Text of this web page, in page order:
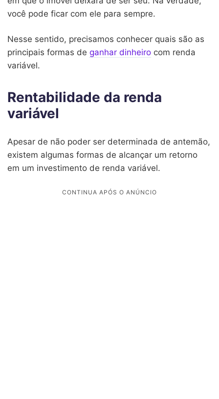
você pode ficar com ele para sempre.
Nesse sentido, precisamos conhecer quais são as
principais formas de ganhar dinheiro com renda
variável.
Rentabilidade da renda
variável
Apesar de não poder ser determinada de antemão,
existem algumas formas de alcançar um retorno
em um investimento de renda variável.